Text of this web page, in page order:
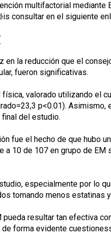
multifactorial
consultar en el siguiente
la reducción que el
fueron significativas.
valorado utilizando el
p<0.01).
del estudio.
fue el hecho de que hubo
a 10 de 107 en grupo de
especialmente por lo
tomando menos estatinas
resultar tan efectiva
forma evidente